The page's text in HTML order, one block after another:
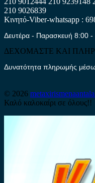
210 9026839
Κινητό-Viber-whatsapp :
Δευτέρα - Παρασκευή 8:00
ΔΕΧΟΜΑΣΤΕ ΚΑΙ
Δυνατότητα πληρωμής
© 2026
Καλό καλοκαίρι σε όλους!!